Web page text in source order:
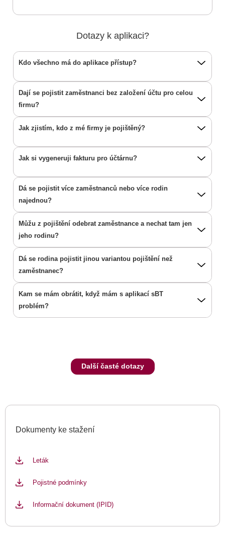
Dotazy k aplikaci?
Kdo všechno má do aplikace přístup?
Dají se pojistit zaměstnanci bez založení účtu pro celou
firmu?
Jak zjistím, kdo z mé firmy je pojištěný?
Jak si vygeneruji fakturu pro účtárnu?
Dá se pojistit více zaměstnanců nebo více rodin
najednou?
Můžu z pojištění odebrat zaměstnance a nechat tam jen
jeho rodinu?
Dá se rodina pojistit jinou variantou pojištění než
zaměstnanec?
Kam se mám obrátit, když mám s aplikací sBT
problém?
Další časté dotazy
Dokumenty ke stažení
Leták
Pojistné podmínky
Informační dokument (IPID)